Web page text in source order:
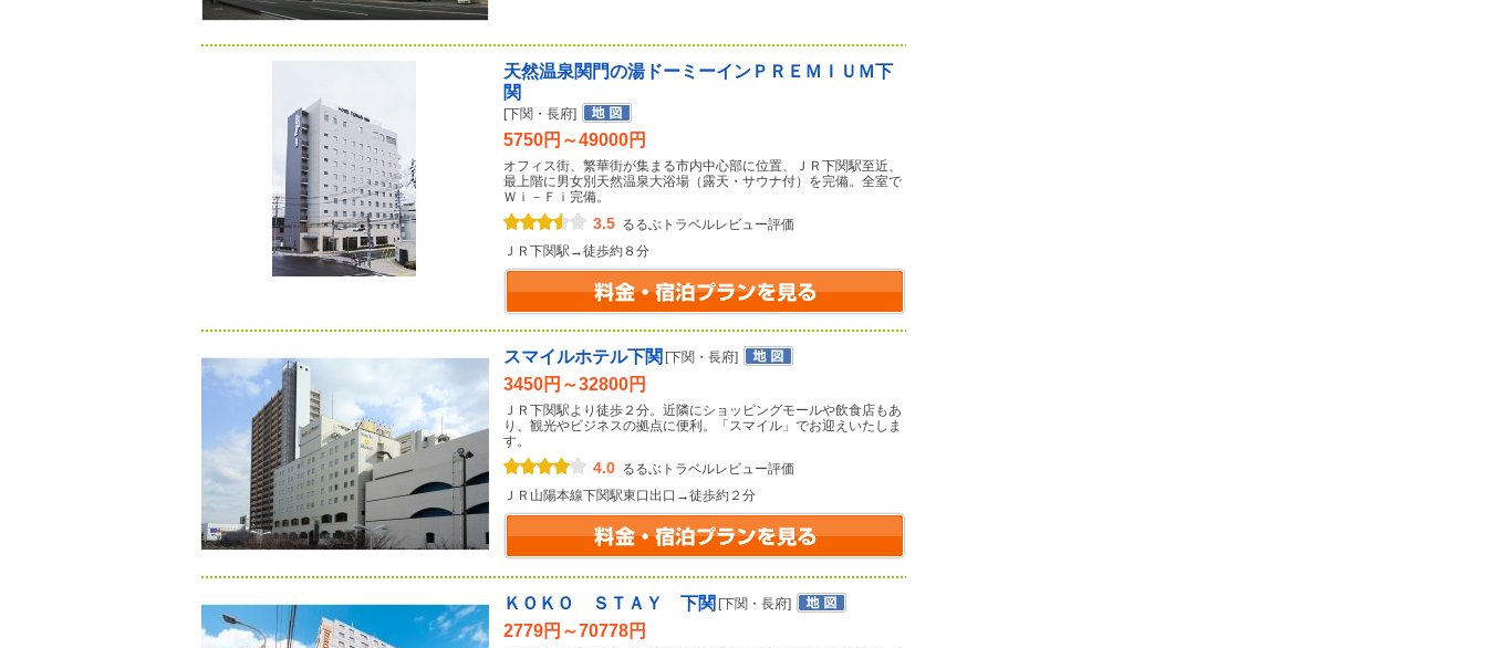
天然温泉関門の湯ドーミーインＰＲＥＭＩＵＭ下
関
[下関・長府]
5750円～49000円
オフィス街、繁華街が集まる市内中心部に位置、ＪＲ下関駅至近、
最上階に男女別天然温泉大浴場（露天・サウナ付）を完備。全室で
Ｗｉ－Ｆｉ完備。
3.5 るるぶトラベルレビュー評価
ＪＲ下関駅→徒歩約８分
スマイルホテル下関 [下関・長府]
3450円～32800円
ＪＲ下関駅より徒歩２分。近隣にショッピングモールや飲食店もあ
り、観光やビジネスの拠点に便利。「スマイル」でお迎えいたしま
す。
4.0 るるぶトラベルレビュー評価
ＪＲ山陽本線下関駅東口出口→徒歩約２分
ＫＯＫＯ ＳＴＡＹ 下関 [下関・長府]
2779円～70778円